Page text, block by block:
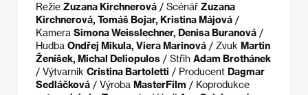
Režie Zuzana Kirchnerová / Scénář Zuzana
Kirchnerová, Tomáš Bojar, Kristina Májová /
Kamera Simona Weisslechner, Denisa Buranová /
Hudba Ondřej Mikula, Viera Marinová / Zvuk Martin
Ženíšek, Michal Deliopulos / Střih Adam Brothánek
/ Výtvarník Cristina Bartoletti / Producent Dagmar
Sedláčková / Výroba MasterFilm / Koprodukce